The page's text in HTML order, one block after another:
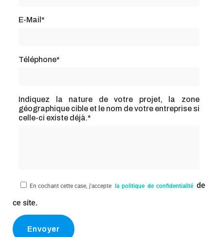
E-Mail*
Téléphone*
Indiquez la nature de votre projet, la zone
géographique cible et le nom de votre entreprise si
celle-ci existe déjà.*
En cochant cette case, j'accepte la politique de confidentialité de
ce site.